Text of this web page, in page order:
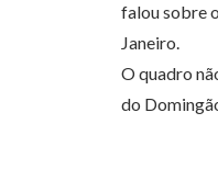
falou sobre
Janeiro.
O quadro
do